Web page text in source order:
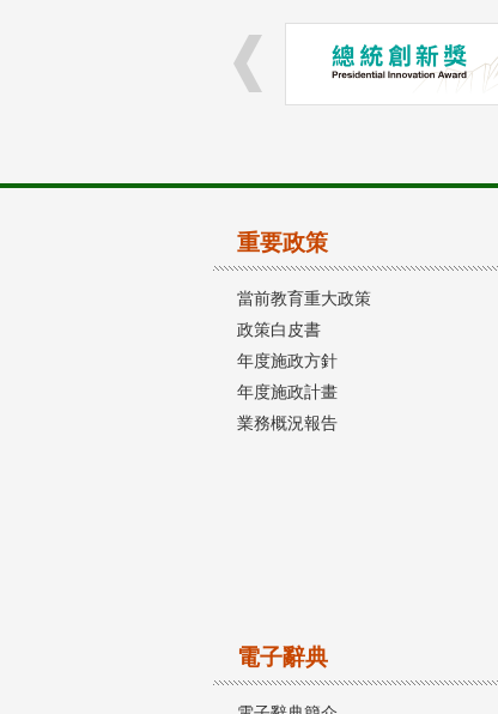
重要政策
當前教育重大政策
政策白皮書
年度施政方針
年度施政計畫
業務概況報告
電子辭典